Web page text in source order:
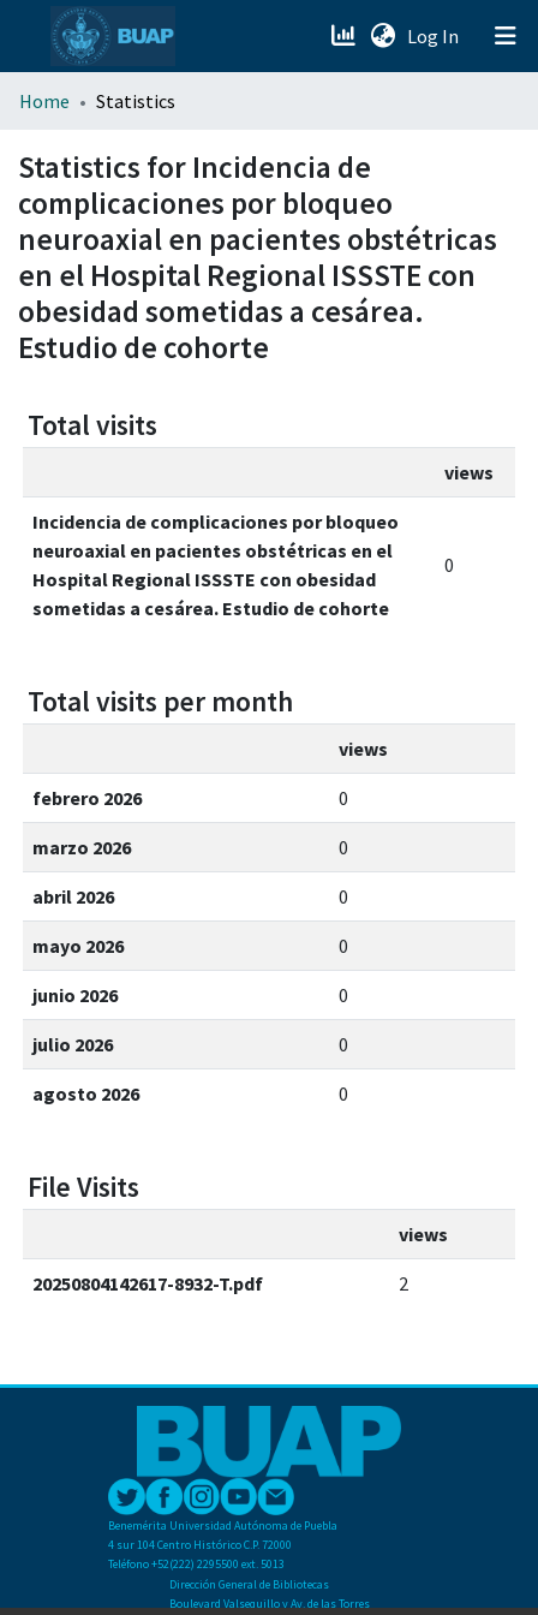
Log In (current)
menu.section.about_menu
All of DSpace
Home Statistics
Statistics for Incidencia de
complicaciones por bloqueo
neuroaxial en pacientes obstétricas
en el Hospital Regional ISSSTE con
obesidad sometidas a cesárea.
Estudio de cohorte
Total visits
views
Incidencia de complicaciones por bloqueo
neuroaxial en pacientes obstétricas en el
Hospital Regional ISSSTE con obesidad
sometidas a cesárea. Estudio de cohorte
0
Total visits per month
views
febrero 2026 0
marzo 2026 0
abril 2026 0
mayo 2026 0
junio 2026 0
julio 2026 0
agosto 2026 0
File Visits
views
20250804142617-8932-T.pdf 2
Benemérita Universidad Autónoma de Puebla
4 sur 104 Centro Histórico C.P. 72000
Teléfono +52(222) 2295500 ext. 5013
Dirección General de Bibliotecas
Boulevard Valsequillo y Av. de las Torres